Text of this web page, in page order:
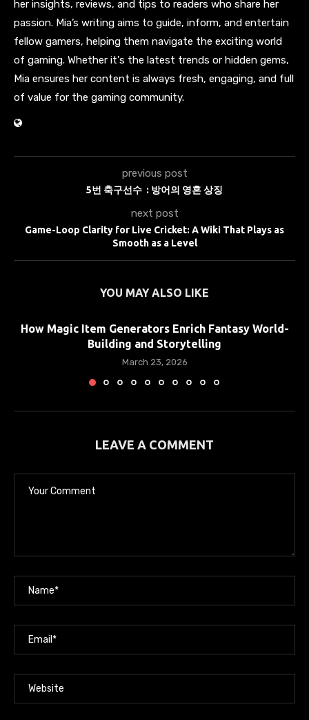
her insights, reviews, and tips to readers who share her
passion. Mia’s writing aims to guide, inform, and entertain
fellow gamers, helping them navigate the exciting world
of gaming. Whether it's the latest trends or hidden gems,
Mia ensures her content is always fresh, engaging, and full
of value for the gaming community.
previous post
5번 축구선수 : 방어의 영혼 상징
next post
Game-Loop Clarity for Live Cricket: A Wiki That Plays as
Smooth as a Level
YOU MAY ALSO LIKE
How Magic Item Generators Enrich Fantasy World-
Building and Storytelling
March 23, 2026
LEAVE A COMMENT